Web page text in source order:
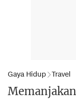
Gaya Hidup Travel